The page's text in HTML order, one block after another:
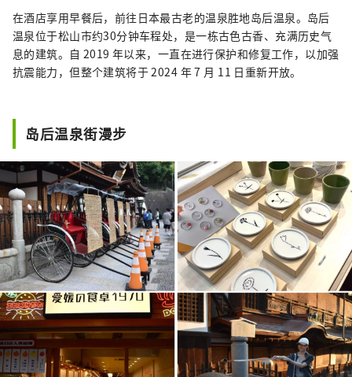
在酒店享用早餐后，前往日本最古老的温泉胜地岛后温泉。岛后
温泉位于松山市约30分钟车程处，是一栋古色古香、充满历史气
息的建筑。自 2019 年以来，一直在进行保护和修复工作，以加强
抗震能力，但整个建筑将于 2024 年 7 月 11 日重新开放。
岛后温泉街漫步